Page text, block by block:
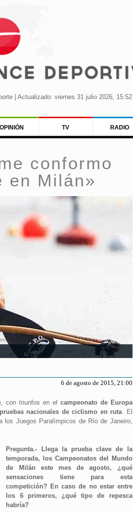
| Actualizado: viernes 31 julio 2026, 15:52
OPINIÓN TV RADIO
conformo
en Milán»
6 de agosto de 2015, 21:00
con triunfos en el campeonato de Europa
pruebas nacionales de ciclismo en ruta. El
los Juegos Paralímpicos de Río de Janeiro,
Pregunta.- Llega la prueba clave de la
temporada, los Campeonatos del Mundo
de Milán este mes de agosto, ¿qué
sensaciones tiene para esta
competición? En caso de no estar entre
los 6 primeros, ¿qué tipo de repesca
habría?